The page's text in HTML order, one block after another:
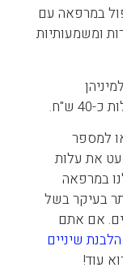
במרפאה עם
ומשמעותיות
ש"ח.
למספר
את עלות
במרפאה
בעיקר בשל
אם אתם
שיניים
עוד!